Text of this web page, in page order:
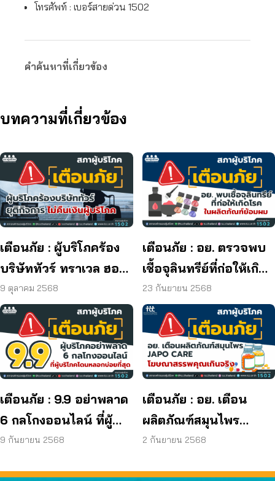
โทรศัพท์ : เบอร์สายด่วน 1502
คำค้นหาที่เกี่ยวข้อง
บทความที่เกี่ยวข้อง
เตือนภัย : ผู้บริโภคร้อง
บริษัททัวร์ ทราเวล ฮอลิ
เดย์ ยุติกิจการ ไม่คืนเงิน
ผู้บริโภค
9 ตุลาคม 2568
เตือนภัย : อย. ตรวจพบ
เชื้อจุลินทรีย์ที่ก่อให้เกิด
โรค และพบแบคทีเรีย
ยีสต์ และรา เกิน
มาตรฐานกำหนด ใน
ผลิตภัณฑ์ย้อมผม
23 กันยายน 2568
เตือนภัย : 9.9 อย่าพลาด
6 กลโกงออนไลน์ ที่ผู้
บริโภคโดนหลอกบ่อย
9 กันยายน 2568
เตือนภัย : อย. เตือน
ผลิตภัณฑ์สมุนไพร
JAPO CARE โฆษณา
2 กันยายน 2568